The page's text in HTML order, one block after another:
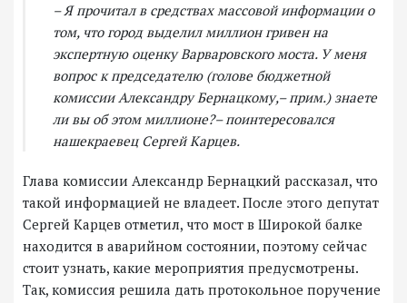
– Я прочитал в средствах массовой информации о
том, что город выделил миллион гривен на
экспертную оценку Варваровского моста. У меня
вопрос к председателю (голове бюджетной
комиссии Александру Бернацкому,– прим.) знаете
ли вы об этом миллионе?– поинтересовался
нашекраевец Сергей Карцев.
Глава комиссии Александр Бернацкий рассказал, что
такой информацией не владеет. После этого депутат
Сергей Карцев отметил, что мост в Широкой балке
находится в аварийном состоянии, поэтому сейчас
стоит узнать, какие мероприятия предусмотрены.
Так, комиссия решила дать протокольное поручение